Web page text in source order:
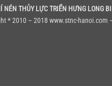
NÉN THỦY LỰC TRIỂN HƯNG LONG
* 2010 – 2018 www.stnc-hanoi.com